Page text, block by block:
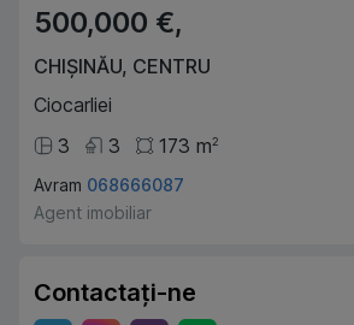
500,000 €,
CHIȘINĂU, CENTRU
Ciocarliei
3
3 173 m2
Avram 068666087
Agent imobiliar
Contactați-ne